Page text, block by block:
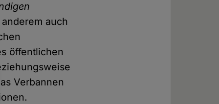
auch
öffentlichen
Verbannen